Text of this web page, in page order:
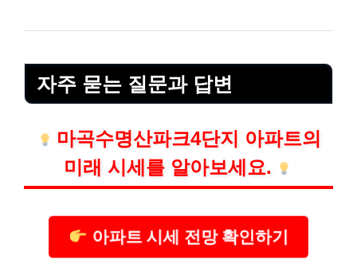
자주 묻는 질문과 답변
마곡수명산파크4단지 아파트의
미래 시세를 알아보세요.
아파트 시세 전망 확인하기